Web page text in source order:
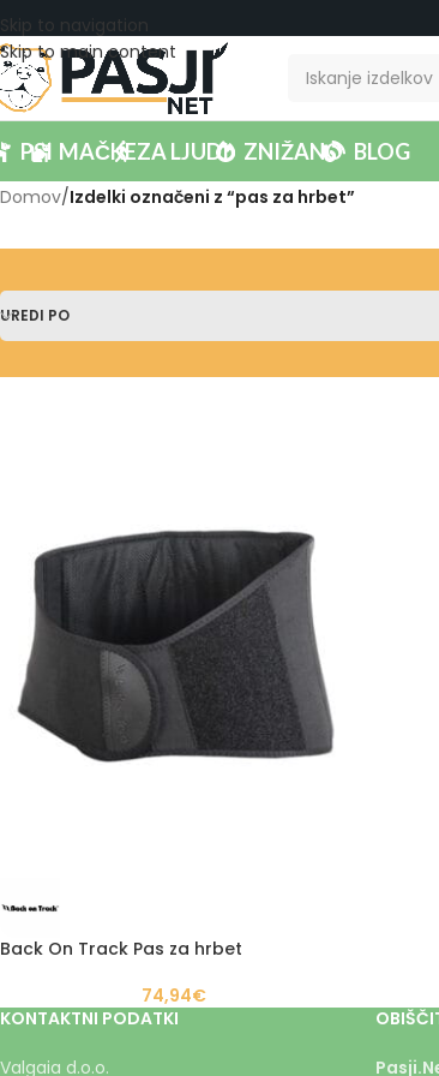
Skip to navigation
Skip to main content
PSI MAČKEZA LJUDI ZNIŽANO BLOG
Domov/Izdelki označeni z “pas za hrbet”
UREDI PO
Back On Track Pas za hrbet
74,94€
KONTAKTNI PODATKI
Valgaia d.o.o.